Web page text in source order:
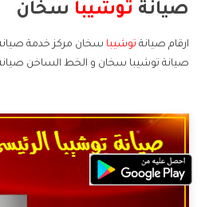
صيانة توشيبا سخان
ارقام صيانة توشيبا سخان مركز خدمة
صيانة توشيبا سخان و الخط الساخن